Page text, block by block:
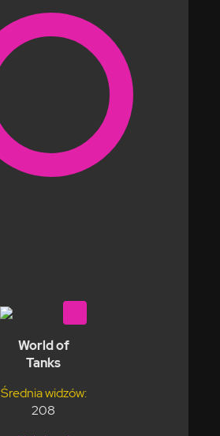
World of
Tanks
Średnia widzów:
208